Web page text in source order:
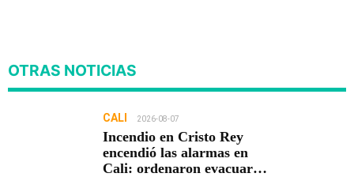
OTRAS NOTICIAS
CALI 2026-08-07
Incendio en Cristo Rey
encendió las alarmas en
Cali: ordenaron evacuar